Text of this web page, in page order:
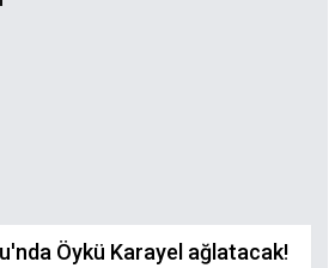
Öykü Karayel ağlatacak!